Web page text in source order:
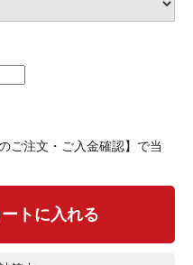
ご注文・ご入金確認】で当
ートに入れる